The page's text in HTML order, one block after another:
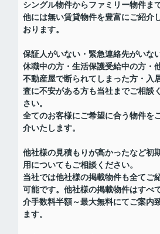
シングル物件からファミリー物件ま
他には無い賃貸物件を豊富にご紹介
おります。
保証人がいない・緊急連絡先がいな
休職中の方・生活保護受給中の方・
不動産屋で断られてしまった方・入
査に不安がある方も当社までご相談
さい。
全てのお客様にご希望に合う物件を
介いたします。
他社様の見積もりが高かったなど初
用についてもご相談ください。
当社では他社様の掲載物件も全てご
可能です。他社様の掲載物件はすべ
介手数料半額～最大無料にてご案内
ます。